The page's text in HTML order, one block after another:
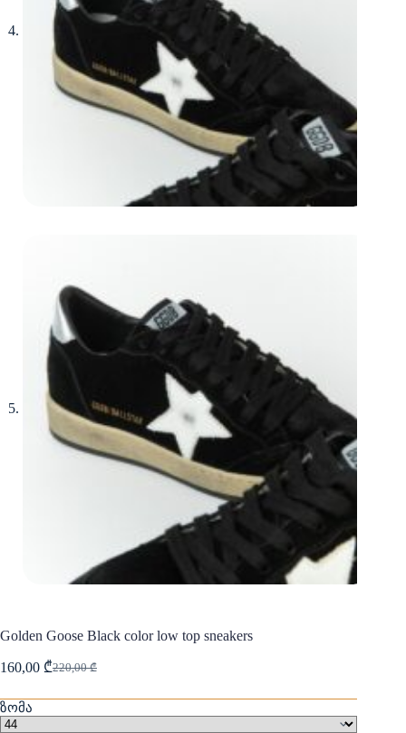
Golden Goose Black color low top sneakers
220,00₾
Original
160,00 ₾Current
ზომა